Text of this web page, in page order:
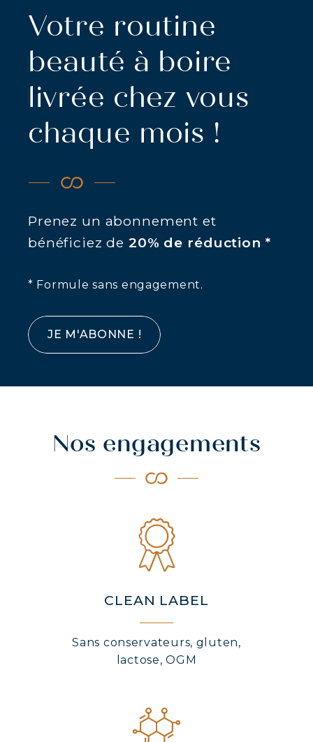
Votre routine
beauté à boire
livrée chez vous
chaque mois !
Prenez un abonnement et
bénéficiez de20% de réduction *
* Formule sans engagement.
JE M'ABONNE !
Nos engagements
CLEAN LABEL
Sans conservateurs, gluten,
lactose, OGM